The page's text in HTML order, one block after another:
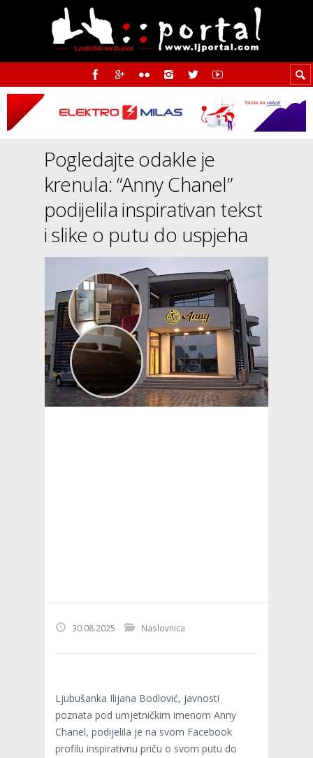
Pogledajte odakle je
krenula: “Anny Chanel”
podijelila inspirativan tekst
i slike o putu do uspjeha
30.08.2025 Naslovnica
Ljubušanka Ilijana Bodlović, javnosti
poznata pod umjetničkim imenom Anny
Chanel, podijelila je na svom Facebook
profilu inspirativnu priču o svom putu do